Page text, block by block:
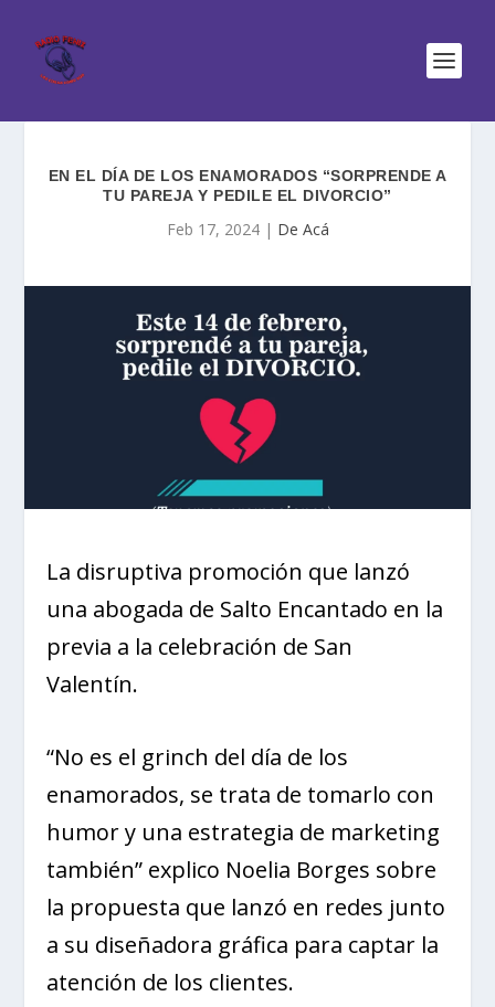
EN EL DÍA DE LOS ENAMORADOS “SORPRENDE A
TU PAREJA Y PEDILE EL DIVORCIO”
Feb 17, 2024| De Acá
La disruptiva promoción que lanzó
una abogada de Salto Encantado en la
previa a la celebración de San
Valentín.
“No es el grinch del día de los
enamorados, se trata de tomarlo con
humor y una estrategia de marketing
también” explico Noelia Borges sobre
la propuesta que lanzó en redes junto
a su diseñadora gráfica para captar la
atención de los clientes.